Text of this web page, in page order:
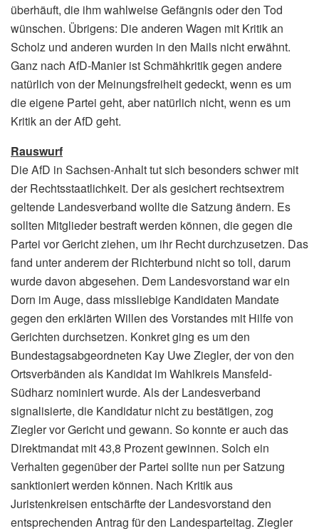
überhäuft, die ihm wahlweise Gefängnis oder den Tod
wünschen. Übrigens: Die anderen Wagen mit Kritik an
Scholz und anderen wurden in den Mails nicht erwähnt.
Ganz nach AfD-Manier ist Schmähkritik gegen andere
natürlich von der Meinungsfreiheit gedeckt, wenn es um
die eigene Partei geht, aber natürlich nicht, wenn es um
Kritik an der AfD geht.
Rauswurf
Die AfD in Sachsen-Anhalt tut sich besonders schwer mit
der Rechtsstaatlichkeit. Der als gesichert rechtsextrem
geltende Landesverband wollte die Satzung ändern. Es
sollten Mitglieder bestraft werden können, die gegen die
Partei vor Gericht ziehen, um ihr Recht durchzusetzen. Das
fand unter anderem der Richterbund nicht so toll, darum
wurde davon abgesehen. Dem Landesvorstand war ein
Dorn im Auge, dass missliebige Kandidaten Mandate
gegen den erklärten Willen des Vorstandes mit Hilfe von
Gerichten durchsetzen. Konkret ging es um den
Bundestagsabgeordneten Kay Uwe Ziegler, der von den
Ortsverbänden als Kandidat im Wahlkreis Mansfeld-
Südharz nominiert wurde. Als der Landesverband
signalisierte, die Kandidatur nicht zu bestätigen, zog
Ziegler vor Gericht und gewann. So konnte er auch das
Direktmandat mit 43,8 Prozent gewinnen. Solch ein
Verhalten gegenüber der Partei sollte nun per Satzung
sanktioniert werden können. Nach Kritik aus
Juristenkreisen entschärfte der Landesvorstand den
entsprechenden Antrag für den Landesparteitag. Ziegler